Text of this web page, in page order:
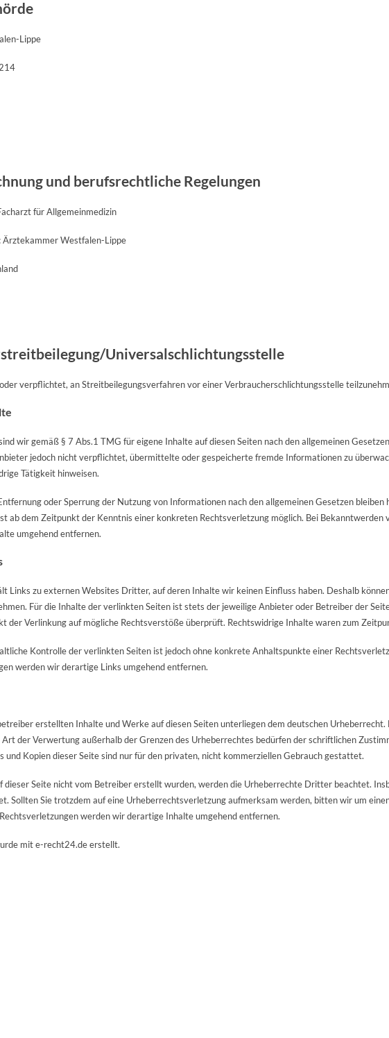
Lippe
und berufsrechtliche Regelungen
für Allgemeinmedizin
Ärztekammer Westfalen-Lippe
Universalschlichtungsstelle
verpflichtet, an Streitbeilegungsverfahren vor einer Verbraucherschlichtungsstelle
wir gemäß § 7 Abs.1 TMG für eigene Inhalte auf diesen Seiten nach den allgemeinen
jedoch nicht verpflichtet, übermittelte oder gespeicherte fremde Informationen zu
Tätigkeit hinweisen.
oder Sperrung der Nutzung von Informationen nach den allgemeinen Gesetzen bleiben
ab dem Zeitpunkt der Kenntnis einer konkreten Rechtsverletzung möglich. Bei Bekanntwerden
umgehend entfernen.
Links zu externen Websites Dritter, auf deren Inhalte wir keinen Einfluss haben. Deshalb
Für die Inhalte der verlinkten Seiten ist stets der jeweilige Anbieter oder Betreiber der
der Verlinkung auf mögliche Rechtsverstöße überprüft. Rechtswidrige Inhalte waren zum
Kontrolle der verlinkten Seiten ist jedoch ohne konkrete Anhaltspunkte einer
werden wir derartige Links umgehend entfernen.
erstellten Inhalte und Werke auf diesen Seiten unterliegen dem deutschen
der Verwertung außerhalb der Grenzen des Urheberrechtes bedürfen der schriftlichen
und Kopien dieser Seite sind nur für den privaten, nicht kommerziellen Gebrauch gestattet.
dieser Seite nicht vom Betreiber erstellt wurden, werden die Urheberrechte Dritter beachtet.
Sollten Sie trotzdem auf eine Urheberrechtsverletzung aufmerksam werden, bitten wir um
werden wir derartige Inhalte umgehend entfernen.
mit e-recht24.de erstellt.